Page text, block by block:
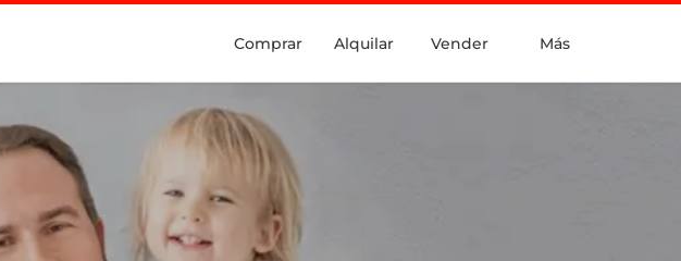
Comprar Alquilar Vender Más